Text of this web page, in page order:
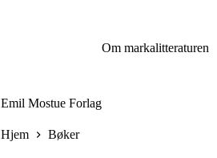
Om markalitteraturen
Emil Mostue Forlag
Hjem Bøker